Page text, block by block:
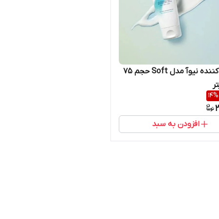
کرم نرم کننده نیوآ مدل Soft حجم 75
14%
افزودن به سبد